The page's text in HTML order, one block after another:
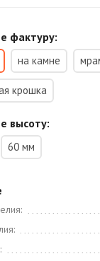
фактуру:
на камне
крошка
высоту:
60 мм